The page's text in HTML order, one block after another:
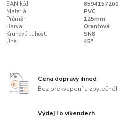
EAN kód:
Materiál:
PVC
Průměr:
125mm
Barva:
Oranžová
Kruhová tuhost:
SN8
Úhel:
45°
Cena dopravy ihned
Bez překvapení a
Výdej i o víkendech